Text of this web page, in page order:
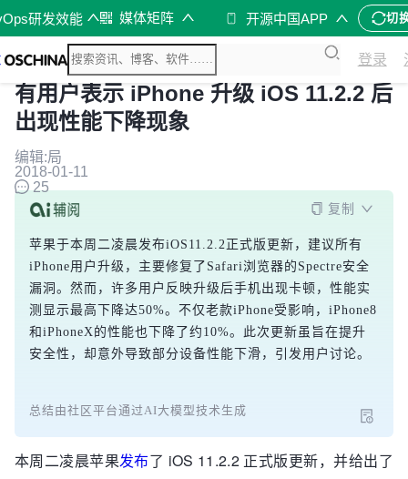
研发效能 媒体矩阵 开源中国APP 切
登录
有用户表示 iPhone 升级 iOS 11.2.2 后
出现性能下降现象
编辑:局
2018-01-11
25
复制
苹果于本周二凌晨发布iOS11.2.2正式版更新，建议所有
iPhone用户升级，主要修复了Safari浏览器的Spectre安全
漏洞。然而，许多用户反映升级后手机出现卡顿，性能实
测显示最高下降达50%。不仅老款iPhone受影响，iPhone8
和iPhoneX的性能也下降了约10%。此次更新虽旨在提升
安全性，却意外导致部分设备性能下滑，引发用户讨论。
总结由社区平台通过AI大模型技术生成
本周二凌晨苹果发布了 iOS 11.2.2 正式版更新，并给出了